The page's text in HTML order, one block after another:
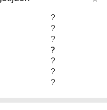
?
?
?
?
?
?
?